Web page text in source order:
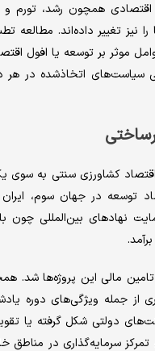
همچون رشد، تورم و
عوامل موثر بر توسعه یا افول
سیاست‌های اتخاذشده در
یک اقتصاد کشاورزی سنتی به
توسعه در جهان سوم،
نهادهای بین‌المللی چون
دهه ۴۰، منبعی کلیدی برای تامین
جمله ویژگی‌های دوره
دولتی شکل گرفته یا
یافت. با‌این‌حال تمرکز